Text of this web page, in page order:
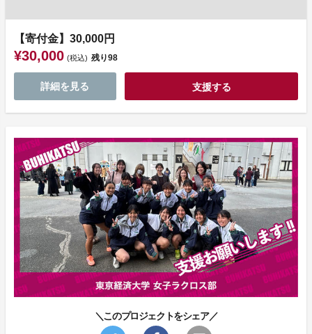
【寄付金】30,000円
¥30,000 (税込) 残り98
詳細を見る 支援する
＼このプロジェクトをシェア／